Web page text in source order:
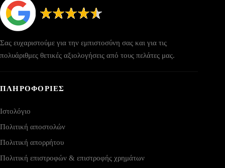
Σας ευχαριστούμε για την εμπιστοσύνη σας και για τις
πολυάριθμες θετικές αξιολογήσεις από τους πελάτες μας.
ΠΛΗΡΟΦΟΡΙΕΣ
Ιστολόγιο
Πολιτική αποστολών
Πολιτική απορρήτου
Πολιτική επιστροφών & επιστροφής χρημάτων